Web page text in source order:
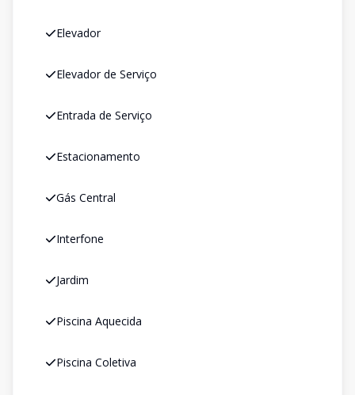
Elevador
Elevador de Serviço
Entrada de Serviço
Estacionamento
Gás Central
Interfone
Jardim
Piscina Aquecida
Piscina Coletiva